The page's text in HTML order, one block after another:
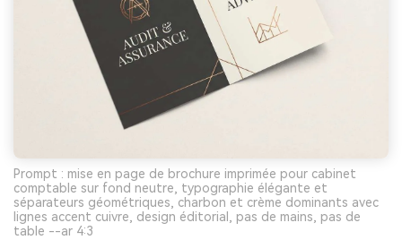
Prompt : mise en page de brochure imprimée pour cabinet
comptable sur fond neutre, typographie élégante et
séparateurs géométriques, charbon et crème dominants avec
lignes accent cuivre, design éditorial, pas de mains, pas de
table --ar 4:3